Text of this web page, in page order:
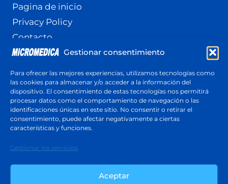
Gestionar consentimiento
Para ofrecer las mejores experiencias, utilizamos tecnologías como
las cookies para almacenar y/o acceder a la información del
dispositivo. El consentimiento de estas tecnologías nos permitirá
procesar datos como el comportamiento de navegación o las
identificaciones únicas en este sitio. No consentir o retirar el
consentimiento, puede afectar negativamente a ciertas
características y funciones.
Gestionar los servicios
Aceptar
Pagina de inicio
Privacy Policy
Contacto
Terminos y Condiciones
Política de cookies (UE)
Cotización
Respuesta en menos de 24 horas